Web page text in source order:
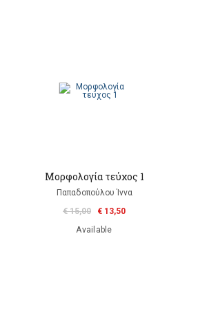
Μορφολογία τεύχος 1
Παπαδοπούλου Ίννα
€ 15,00
€ 13,50
Available